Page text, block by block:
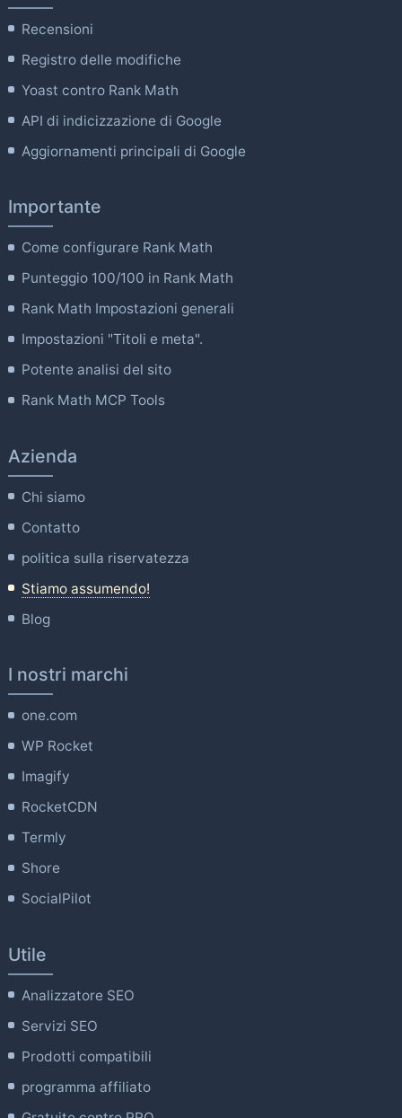
Recensioni
Registro delle modifiche
Yoast contro Rank Math
API di indicizzazione di Google
Aggiornamenti principali di Google
Importante
Come configurare Rank Math
Punteggio 100/100 in Rank Math
Rank Math Impostazioni generali
Impostazioni "Titoli e meta".
Potente analisi del sito
Rank Math MCP Tools
Azienda
Chi siamo
Contatto
politica sulla riservatezza
Stiamo assumendo!
Blog
I nostri marchi
one.com
WP Rocket
Imagify
RocketCDN
Termly
Shore
SocialPilot
Utile
Analizzatore SEO
Servizi SEO
Prodotti compatibili
programma affiliato